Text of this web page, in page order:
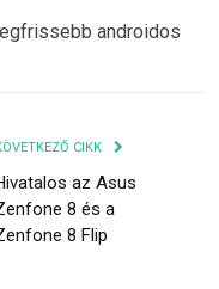
androidos
CIKK
az Asus
8 és a
8 Flip